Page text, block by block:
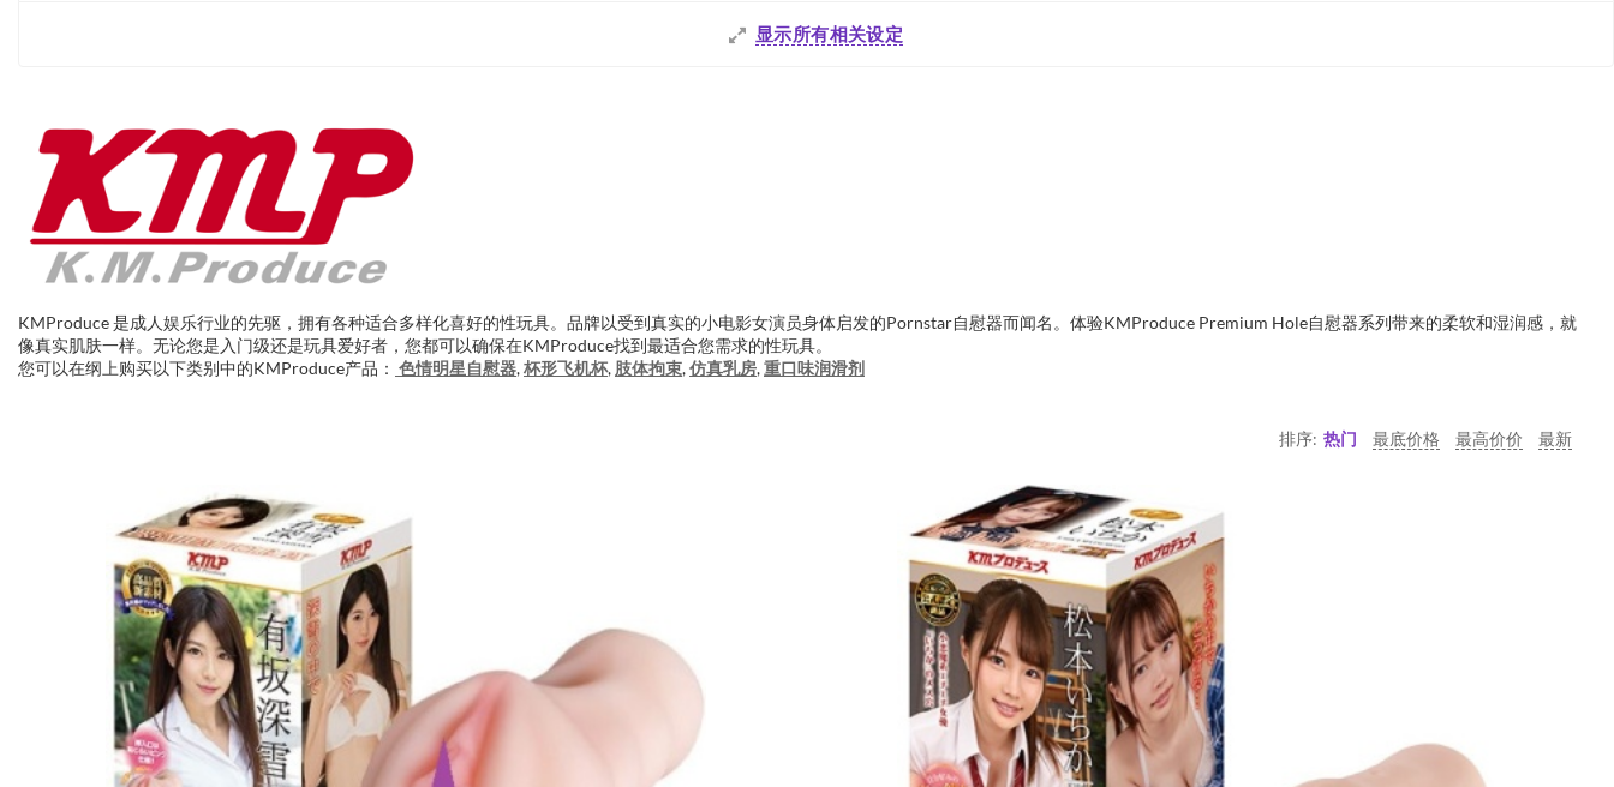
显示所有相关设定
KMProduce 是成人娱乐行业的先驱，拥有各种适合多样化喜好的性玩具。品牌以受到真实的小电影女演员身体启发的Pornstar自慰器而闻名。体验KMProduce Premium Hole自慰器系列带来的柔软和湿润感，就
像真实肌肤一样。无论您是入门级还是玩具爱好者，您都可以确保在KMProduce找到最适合您需求的性玩具。
您可以在纲上购买以下类别中的KMProduce产品： 色情明星自慰器,杯形飞机杯, 肢体拘束,仿真乳房,重口味润滑剂
排序: 热门 最底价格 最高价价 最新